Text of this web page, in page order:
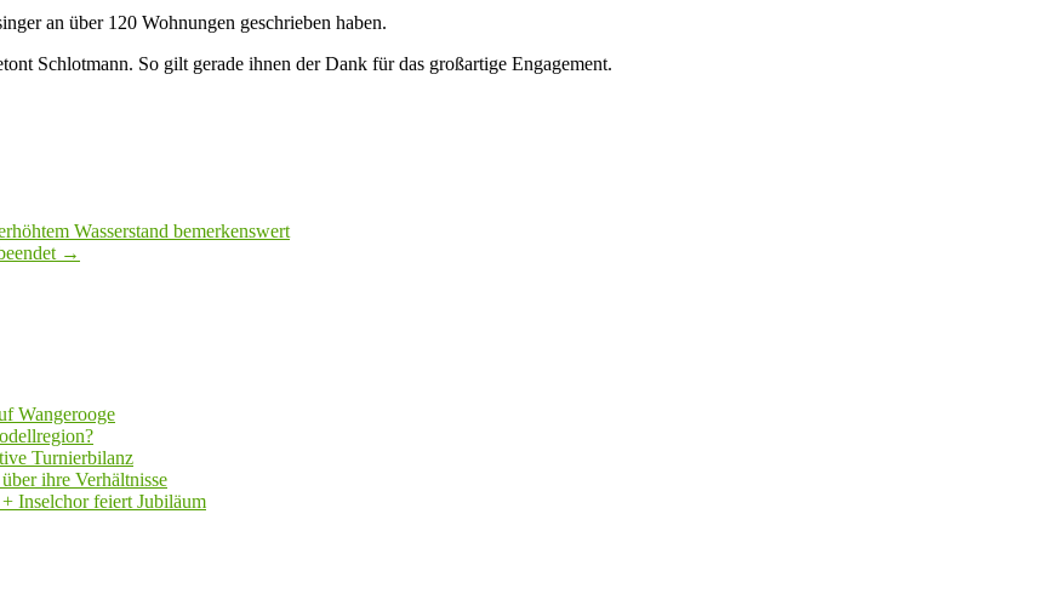
an über 120 Wohnungen geschrieben haben.
Schlotmann. So gilt gerade ihnen der Dank für das großartige Engagement.
Wasserstand bemerkenswert
→
Wangerooge
Turnierbilanz
ihre Verhältnisse
Inselchor feiert Jubiläum